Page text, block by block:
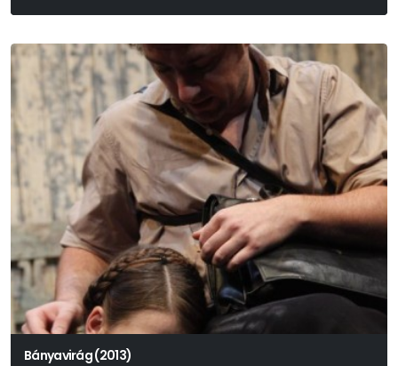
Bányavirág (2013)